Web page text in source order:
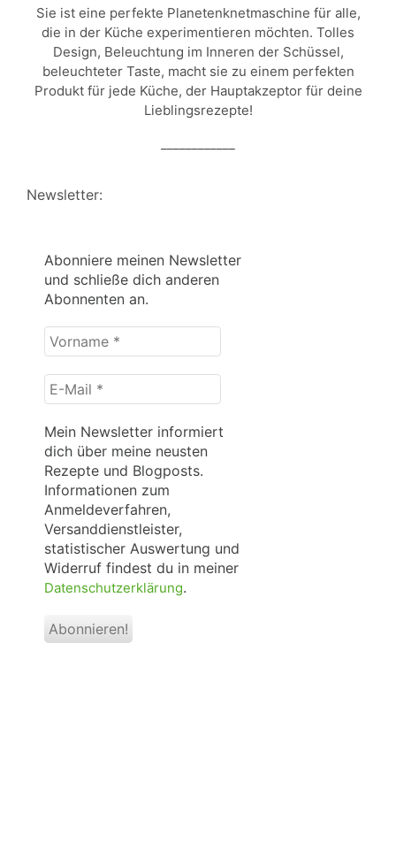
Sie ist eine perfekte Planetenknetmaschine für alle,
die in der Küche experimentieren möchten. Tolles
Design, Beleuchtung im Inneren der Schüssel,
beleuchteter Taste, macht sie zu einem perfekten
Produkt für jede Küche, der Hauptakzeptor für deine
Lieblingsrezepte!
Newsletter:
Abonniere meinen Newsletter
und schließe dich anderen
Abonnenten an.
Vorname
*
E-
Mail
*
Mein Newsletter informiert
dich über meine neusten
Rezepte und Blogposts.
Informationen zum
Anmeldeverfahren,
Versanddienstleister,
statistischer Auswertung und
Widerruf findest du in meiner
Datenschutzerklärung.
© Webdesign-Unterberger.de
evolve
theme by Theme4Press •
Powered byWordPress